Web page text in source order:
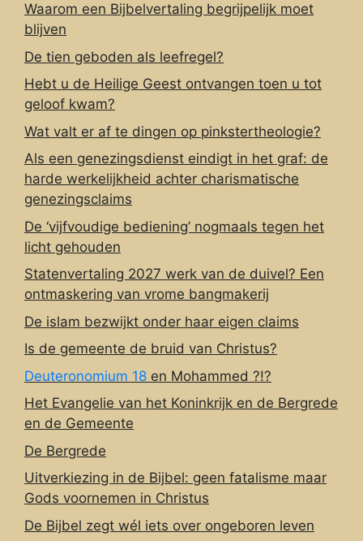
Waarom een Bijbelvertaling begrijpelijk moet
blijven
De tien geboden als leefregel?
Hebt u de Heilige Geest ontvangen toen u tot
geloof kwam?
Wat valt er af te dingen op pinkstertheologie?
Als een genezingsdienst eindigt in het graf: de
harde werkelijkheid achter charismatische
genezingsclaims
De ‘vijfvoudige bediening’ nogmaals tegen het
licht gehouden
Statenvertaling 2027 werk van de duivel? Een
ontmaskering van vrome bangmakerij
De islam bezwijkt onder haar eigen claims
Is de gemeente de bruid van Christus?
Deuteronomium 18 en Mohammed ?!?
Het Evangelie van het Koninkrijk en de Bergrede
en de Gemeente
De Bergrede
Uitverkiezing in de Bijbel: geen fatalisme maar
Gods voornemen in Christus
De Bijbel zegt wél iets over ongeboren leven